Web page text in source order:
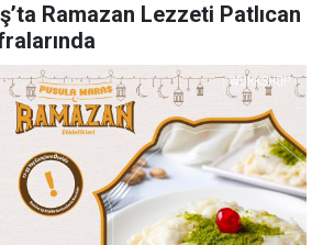
Ramazan Lezzeti Patlıcan